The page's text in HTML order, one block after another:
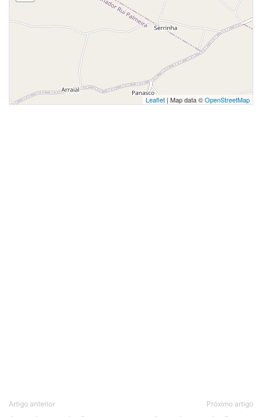
Leaflet | Map data ©OpenStreetMap
Artigo anterior Próximo artigo